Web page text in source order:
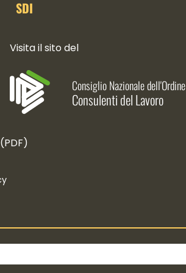
SDI
Visita il sito del
Consiglio Nazionale dell'Ordine
Consulenti del Lavoro